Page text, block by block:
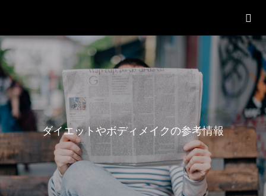
ダイエットやボディメイクの参考情報